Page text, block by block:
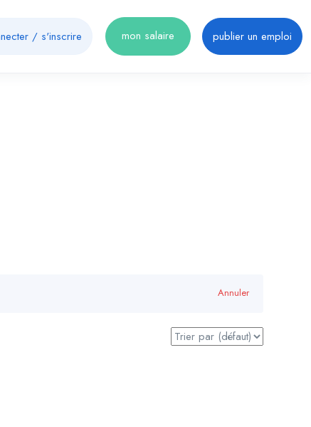
/ s'inscrire mon salaire publier un emploi
Annuler